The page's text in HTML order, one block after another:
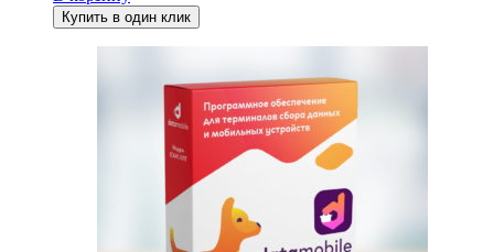
Купить в один клик